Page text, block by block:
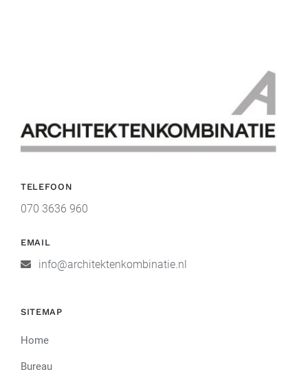
TELEFOON
070 3636 960
EMAIL
info@architektenkombinatie.nl
SITEMAP
Home
Bureau